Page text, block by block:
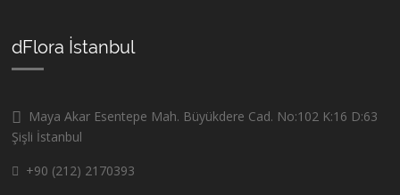
dFlora İstanbul
Maya Akar Esentepe Mah. Büyükdere Cad. No:102 K:16 D:63
Şişli İstanbul
+90 (212) 2170393